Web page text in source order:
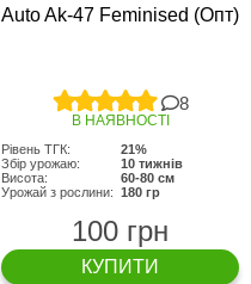
Auto Ak-47 Feminised (Опт)
8
В НАЯВНОСТІ
Рівень ТГК:
21%
Збір урожаю:
10 тижнів
Висота:
60-80 см
Урожай з рослини: 180 гр
100 грн
КУПИТИ